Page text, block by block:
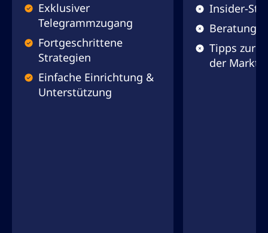
Exklusiver
Telegrammzugang
Fortgeschrittene
Strategien
Einfache Einrichtung &
Unterstützung
Insider-
Beratung
Tipps zur
der